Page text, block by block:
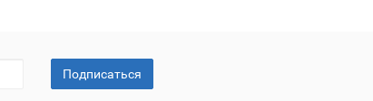
Подписаться